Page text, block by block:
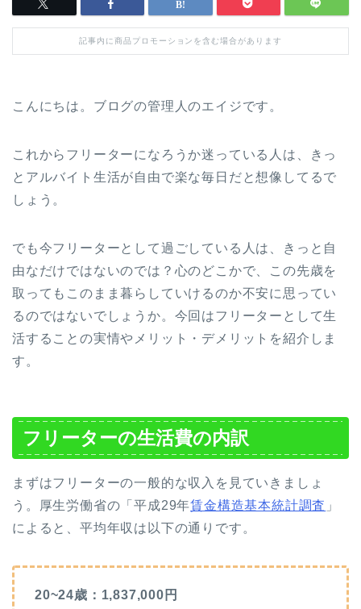
記事内に商品プロモーションを含む場合があります
こんにちは。ブログの管理人のエイジです。
これからフリーターになろうか迷っている人は、きっ
とアルバイト生活が自由で楽な毎日だと想像してるで
しょう。
でも今フリーターとして過ごしている人は、きっと自
由なだけではないのでは？心のどこかで、この先歳を
取ってもこのまま暮らしていけるのか不安に思ってい
るのではないでしょうか。今回はフリーターとして生
活することの実情やメリット・デメリットを紹介しま
す。
フリーターの生活費の内訳
まずはフリーターの一般的な収入を見ていきましょ
う。厚生労働省の「平成29年賃金構造基本統計調査 」
によると、平均年収は以下の通りです。
20~24歳：1,837,000円